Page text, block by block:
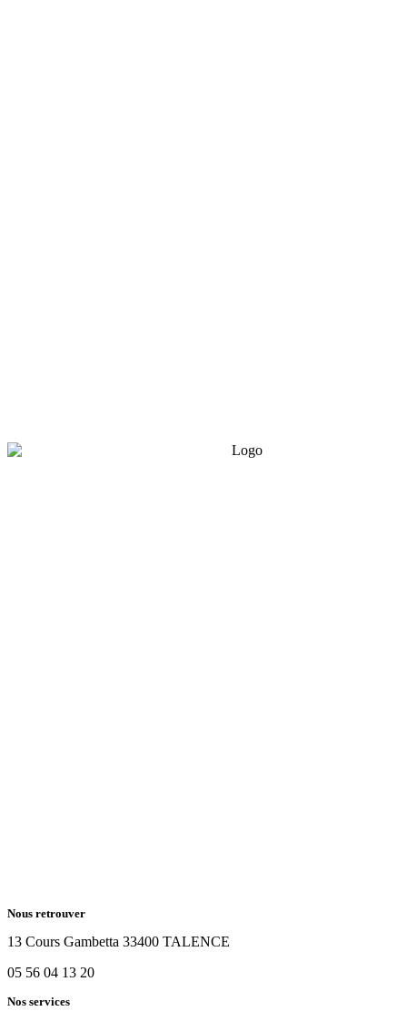
Nous retrouver
13 Cours Gambetta 33400 TALENCE
05 56 04 13 20
Nos services